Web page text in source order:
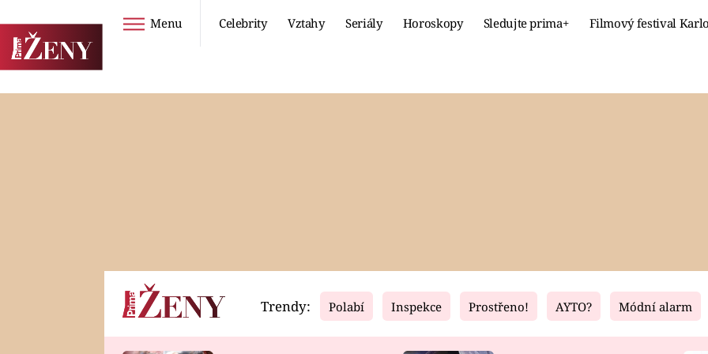
Menu Celebrity Vztahy Seriály Horoskopy Sledujte prima+ Filmový festival
Horoskopy Video Fresh Living
Trendy: Polabí Inspekce Prostřeno! AYTO? Módní alarm